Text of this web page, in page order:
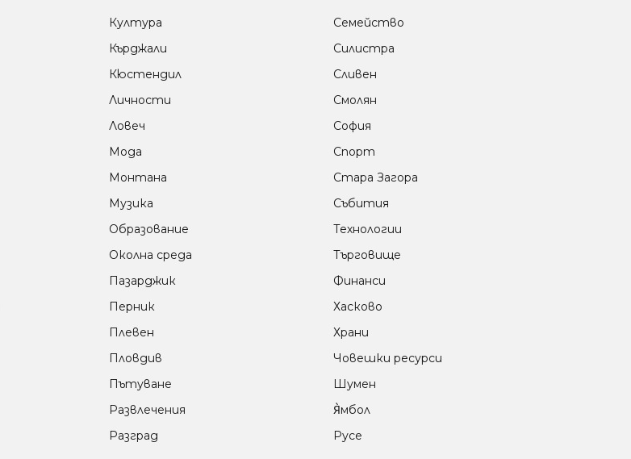
Култура
Кърджали
Кюстендил
Личности
Ловеч
Мода
Монтана
Музика
Образование
Околна среда
Пазарджик
Перник
Плевен
Пловдив
Пътуване
Развлечения
Разград
Семейство
Силистра
Сливен
Смолян
София
Спорт
Стара Загора
Събития
Технологии
Търговище
Финанси
Хасково
Храни
Човешки ресурси
Шумен
Я̀мбол
Русе